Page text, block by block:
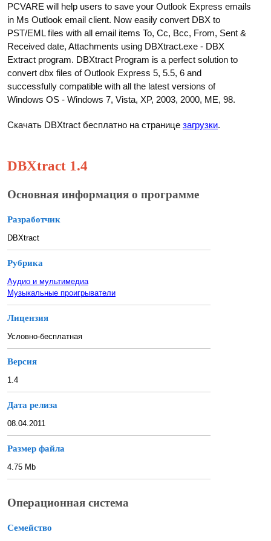
PCVARE will help users to save your Outlook Express emails
in Ms Outlook email client. Now easily convert DBX to
PST/EML files with all email items To, Cc, Bcc, From, Sent &
Received date, Attachments using DBXtract.exe - DBX
Extract program. DBXtract Program is a perfect solution to
convert dbx files of Outlook Express 5, 5.5, 6 and
successfully compatible with all the latest versions of
Windows OS - Windows 7, Vista, XP, 2003, 2000, ME, 98.
Скачать DBXtract бесплатно на странице загрузки.
DBXtract 1.4
Основная информация о программе
Разработчик
DBXtract
Рубрика
Аудио и мультимедиа
Музыкальные проигрыватели
Лицензия
Условно-бесплатная
Версия
1.4
Дата релиза
08.04.2011
Размер файла
4.75 Mb
Операционная система
Семейство